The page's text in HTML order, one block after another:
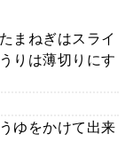
まねぎはスライ
りは薄切りにす
ゆをかけて出来